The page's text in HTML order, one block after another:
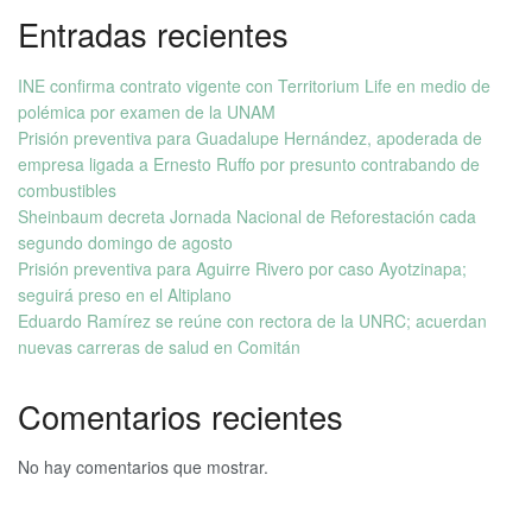
Entradas recientes
INE confirma contrato vigente con Territorium Life en medio de
polémica por examen de la UNAM
Prisión preventiva para Guadalupe Hernández, apoderada de
empresa ligada a Ernesto Ruffo por presunto contrabando de
combustibles
Sheinbaum decreta Jornada Nacional de Reforestación cada
segundo domingo de agosto
Prisión preventiva para Aguirre Rivero por caso Ayotzinapa;
seguirá preso en el Altiplano
Eduardo Ramírez se reúne con rectora de la UNRC; acuerdan
nuevas carreras de salud en Comitán
Comentarios recientes
No hay comentarios que mostrar.